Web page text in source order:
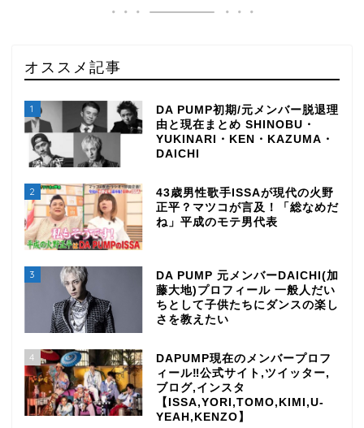
オススメ記事
1
DA PUMP初期/元メンバー脱退理
由と現在まとめ SHINOBU・
YUKINARI・KEN・KAZUMA・
DAICHI
2
43歳男性歌手ISSAが現代の火野
正平？マツコが言及！「総なめだ
ね」平成のモテ男代表
3
DA PUMP 元メンバーDAICHI(加
藤大地)プロフィール 一般人だい
ちとして子供たちにダンスの楽し
さを教えたい
4
DAPUMP現在のメンバープロフ
ィール‼公式サイト,ツイッター,
ブログ,インスタ
【ISSA,YORI,TOMO,KIMI,U-
YEAH,KENZO】